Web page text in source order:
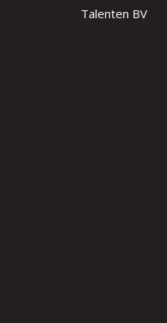
Talenten BV